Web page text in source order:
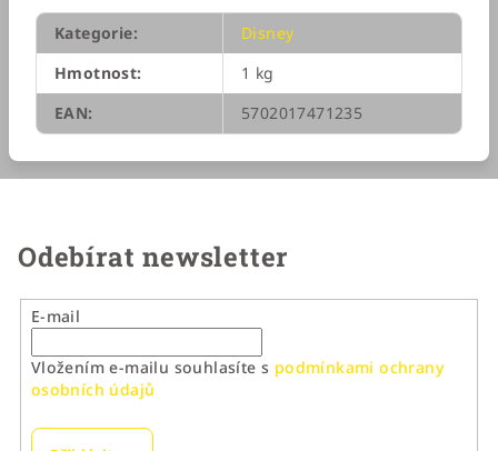
Kategorie:
Disney
Hmotnost:
1 kg
EAN: 5702017471235
Odebírat newsletter
E-mail
Vložením e-mailu souhlasíte s podmínkami ochrany
osobních údajů